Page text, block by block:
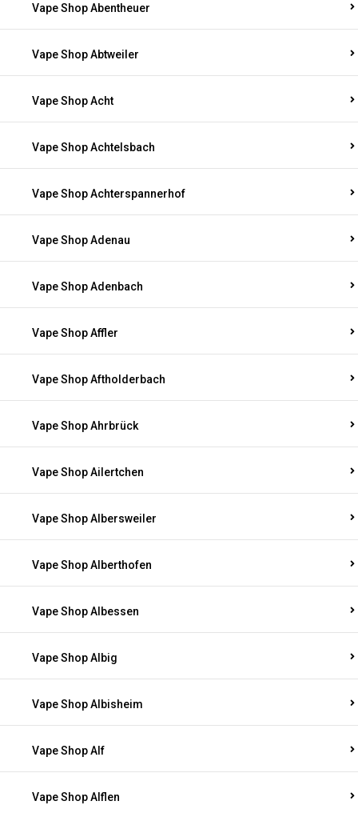
Vape Shop Abentheuer
Vape Shop Abtweiler
Vape Shop Acht
Vape Shop Achtelsbach
Vape Shop Achterspannerhof
Vape Shop Adenau
Vape Shop Adenbach
Vape Shop Affler
Vape Shop Aftholderbach
Vape Shop Ahrbrück
Vape Shop Ailertchen
Vape Shop Albersweiler
Vape Shop Alberthofen
Vape Shop Albessen
Vape Shop Albig
Vape Shop Albisheim
Vape Shop Alf
Vape Shop Alflen